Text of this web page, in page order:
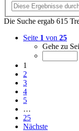
Die Suche ergab 615
Seite 1 von 25
Gehe zu
1
2
3
4
5
…
25
Nächste